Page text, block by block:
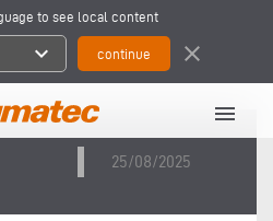
to see local content
expand_more close
menu
25/08/2025